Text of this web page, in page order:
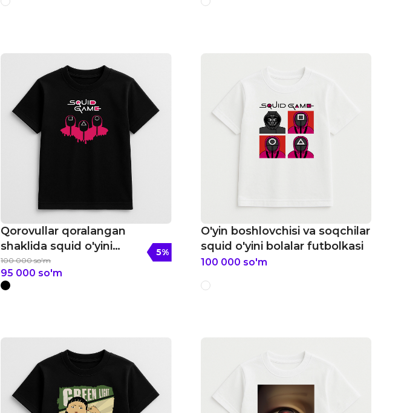
Qorovullar qoralangan
shaklida squid o'yini
bolalar futbolkasi
100 000 so'm
95 000 so'm
5%
O'yin boshlovchisi va soqchilar
squid o'yini bolalar futbolkasi
100 000 so'm